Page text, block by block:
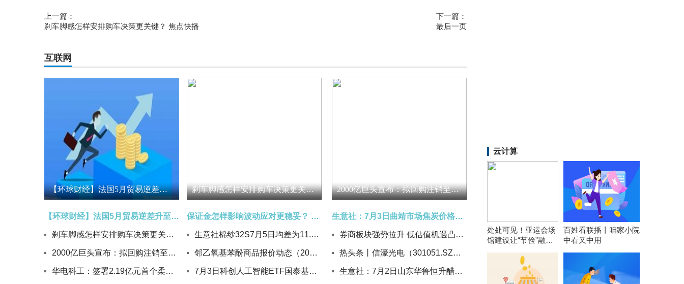
上一篇：
刹车脚感怎样安排购车决策更关键？ 焦点快播
下一篇：
最后一页
互联网
【环球财经】法国5月贸易逆差升至69亿欧元_每日讯息
【环球财经】法国5月贸易逆差升至69亿欧元_每日讯息
刹车脚感怎样安排购车决策更关键？ 焦点快播
2000亿巨头宣布：拟回购注销至多1亿股股份
华电科工：签署2.19亿元首个柔性支架农光互补光伏发电项目EPC总承包合同|每日讯息
刹车脚感怎样安排购车决策更关键？ 焦点快播
保证金怎样影响波动应对更稳妥？ 观点
生意社棉纱32S7月5日均差为11.25元/吨 由正向扩大转为缩小
邻乙氧基苯酚商品报价动态（2026-07-04） 焦点观察
7月3日科创人工智能ETF国泰基金份额减少300万份，重仓股芯原股份、寒武纪、澜起科技|每日简讯
2000亿巨头宣布：拟回购注销至多1亿股股份
生意社：7月3日曲靖市场焦炭价格偏强运行-热闻
券商板块强势拉升 低估值机遇凸显 今日热搜
热头条丨信濠光电（301051.SZ）新增一起对外投资，被投资公司为深圳市金谷新能源科技有限公司
生意社：7月2日山东华鲁恒升醋酸价格上调 通讯
云计算
处处可见！亚运会场
馆建设让“节俭”融入
百姓看联播丨咱家小院
中看又中用